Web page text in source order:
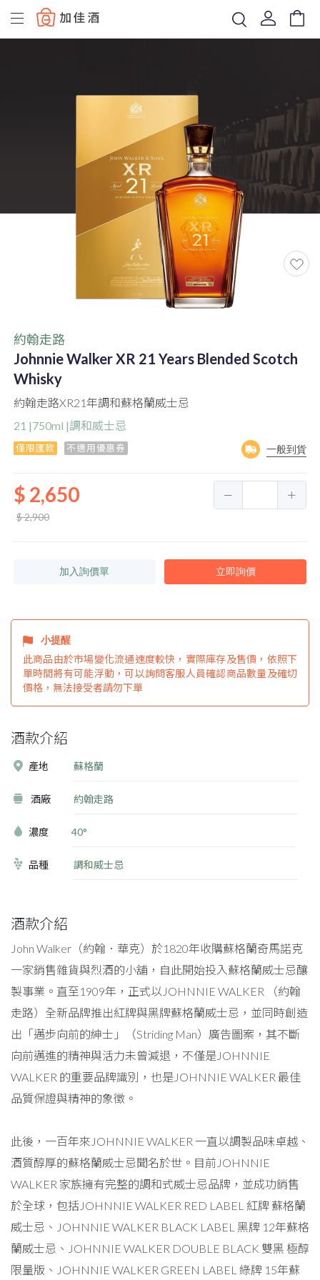
Baccus
約翰走路
Johnnie Walker XR 21 Years Blended Scotch
Whisky
約翰走路XR21年調和蘇格蘭威士忌
21 |750ml |調和威士忌
僅限匯款 不適用優惠券 一般到貨
$ 2,650
$ 2,900
加入詢價單 立即詢價
小提醒
此商品由於市場變化流通速度較快，實際庫存及售價，依照下
單時間將有可能浮動，可以詢問客服人員確認商品數量及確切
價格，無法接受者請勿下單
酒款介紹
產地 蘇格蘭
酒廠 約翰走路
濃度 40°
品種 調和威士忌
酒款介紹
John Walker（約翰．華克）於1820年收購蘇格蘭奇馬諾克
一家銷售雜貨與烈酒的小舖，自此開始投入蘇格蘭威士忌釀
製事業。直至1909年，正式以JOHNNIE WALKER （約翰
走路）全新品牌推出紅牌與黑牌蘇格蘭威士忌，並同時創造
出「邁步向前的紳士」（Striding Man）廣告圖案，其不斷
向前邁進的精神與活力未曾減退，不僅是JOHNNIE
WALKER 的重要品牌識別，也是JOHNNIE WALKER 最佳
品質保證與精神的象徵。
此後，一百年來JOHNNIE WALKER 一直以調製品味卓越、
酒質醇厚的蘇格蘭威士忌聞名於世。目前JOHNNIE
WALKER 家族擁有完整的調和式威士忌品牌，並成功銷售
於全球，包括JOHNNIE WALKER RED LABEL 紅牌 蘇格蘭
威士忌、JOHNNIE WALKER BLACK LABEL 黑牌 12年蘇格
蘭威士忌、JOHNNIE WALKER DOUBLE BLACK 雙黑 極醇
限量版、JOHNNIE WALKER GREEN LABEL 綠牌 15年蘇